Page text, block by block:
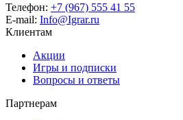
Телефон: +7 (967) 555 41 55
E-mail: Info@Igrar.ru
Клиентам
Акции
Игры и подписки
Вопросы и ответы
Партнерам